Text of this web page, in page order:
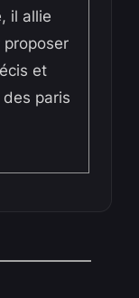
il allie
et
des paris